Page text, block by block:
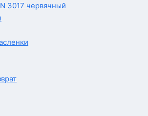
3017 червячный